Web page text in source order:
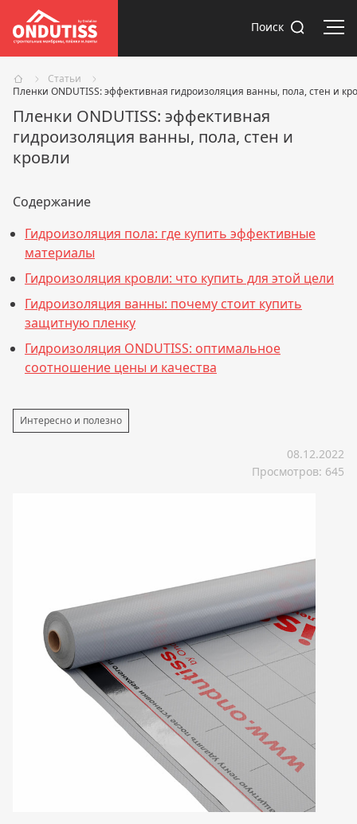
Поиск
Статьи
Пленки ONDUTISS: эффективная гидроизоляция ванны, пола, стен и
Пленки ONDUTISS: эффективная
гидроизоляция ванны, пола, стен и
кровли
Содержание
Гидроизоляция пола: где купить эффективные
материалы
Гидроизоляция кровли: что купить для этой цели
Гидроизоляция ванны: почему стоит купить
защитную пленку
Гидроизоляция ONDUTISS: оптимальное
соотношение цены и качества
Интересно и полезно
08.12.2022
Просмотров: 645